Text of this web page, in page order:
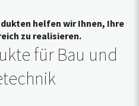
helfen wir Ihnen, Ihre
zu realisieren.
für Bau und